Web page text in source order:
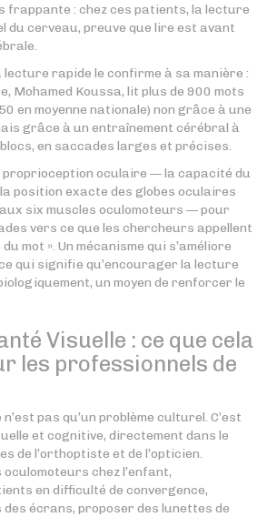
frappante : chez ces patients, la lecture
du cerveau, preuve que lire est avant
lecture rapide le confirme à sa manière :
Mohamed Koussa, lit plus de 900 mots
en moyenne nationale) non grâce à une
grâce à un entraînement cérébral à
en saccades larges et précises.
oculaire — la capacité du
position exacte des globes oculaires
six muscles oculomoteurs — pour
vers ce que les chercheurs appellent
mot ». Un mécanisme qui s’améliore
qui signifie qu’encourager la lecture
un moyen de renforcer le
Visuelle : ce que cela
les professionnels de
pas qu’un problème culturel. C’est
et cognitive, directement dans le
de l’orthoptiste et de l’opticien.
chez l’enfant,
en difficulté de convergence,
écrans, proposer des lunettes de